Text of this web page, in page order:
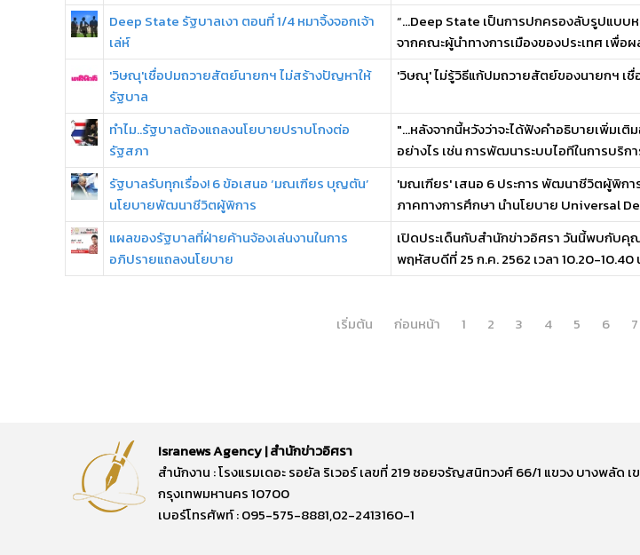
Deep State รัฐบาลเงา ตอนที่ 1/4 หมาจิ้งจอกเจ้า
เล่ห์
“...Deep State เป็นการปกครองลับรูปแบบ
จากคณะผู้นำทางการเมืองของประเทศ เพื่อ
'วิษณุ'เชื่อปมถวายสัตย์นายกฯ ไม่สร้างปัญหาให้
รัฐบาล
'วิษณุ' ไม่รู้วิธีแก้ปมถวายสัตย์ของนายกฯ เ
ทำไม..รัฐบาลต้องแถลงนโยบายปราบโกงต่อ
รัฐสภา
"...หลังจากนี้หวังว่าจะได้ฟังคำอธิบายเพิ่มเ
อย่างไร เช่น การพัฒนาระบบไอทีในการบริกา
รัฐบาลรับทุกเรื่อง! 6 ข้อเสนอ ‘มณเฑียร บุญตัน’
นโยบายพัฒนาชีวิตผู้พิการ
'มณเฑียร' เสนอ 6 ประการ พัฒนาชีวิตผู้พิกา
ภาคทางการศึกษา นำนโยบาย Universal
แผลของรัฐบาลที่ฝ่ายค้านจ้องเล่นงานในการ
อภิปรายแถลงนโยบาย
เปิดประเด็นกับสำนักข่าวอิศรา วันนี้พบกับ
พฤหัสบดีที่ 25 ก.ค. 2562 เวลา 10.20-10.40
เริ่มต้น
ก่อนหน้า 1 2 3 4 5 6 7
Isranews Agency | สำนักข่าวอิศรา
สำนักงาน : โรงแรมเดอะ รอยัล ริเวอร์ เลขที่ 219 ซอยจรัญสนิทวงศ์ 66/1 แขวง บางพลัด
กรุงเทพมหานคร 10700
เบอร์โทรศัพท์ : 095-575-8881,02-2413160-1